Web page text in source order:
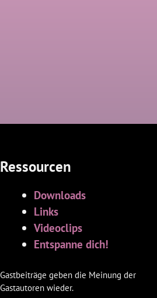
Ressourcen
Downloads
Links
Videoclips
Entspanne dich!
Gastbeiträge geben die Meinung der
Gastautoren wieder.